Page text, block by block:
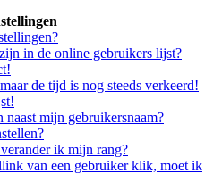
in de online gebruikers lijst?
de tijd is nog steeds verkeerd!
mijn gebruikersnaam?
ik mijn rang?
van een gebruiker klik, moet ik